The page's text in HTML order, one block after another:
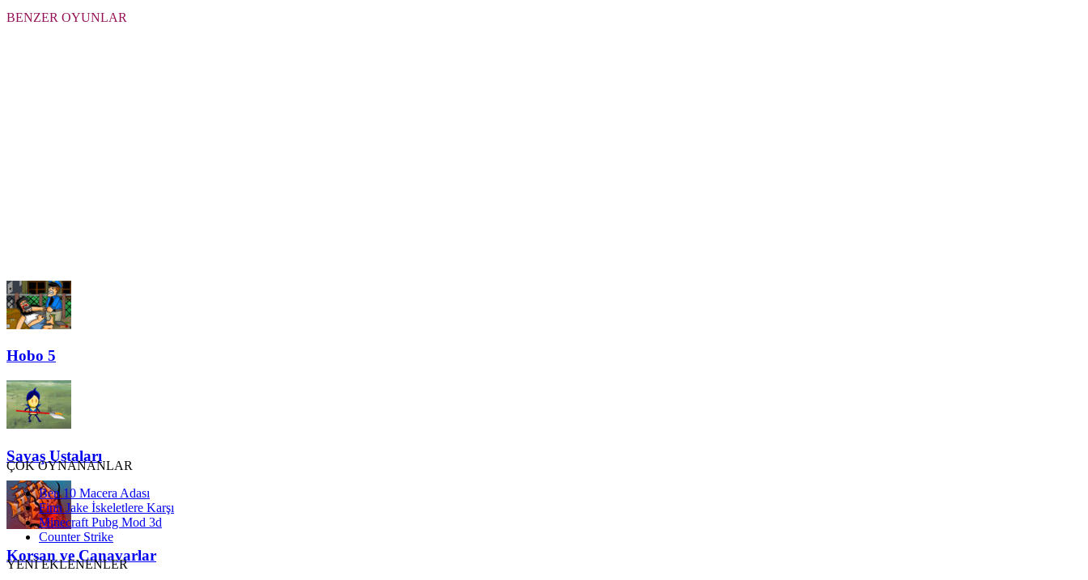
BENZER OYUNLAR
Hobo 5
Savaş Ustaları
Korsan ve Canavarlar
ÇOK OYNANANLAR
Ben 10 Macera Adası
Finn Jake İskeletlere Karşı
Minecraft Pubg Mod 3d
Counter Strike
YENİ EKLENENLER